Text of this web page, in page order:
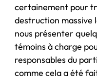
certainement pour
destruction massive
nous présenter
témoins à charge
responsables du
comme cela a été